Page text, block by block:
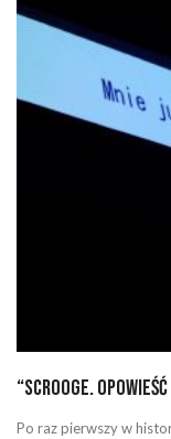
“Scrooge.
Po raz pierwszy w